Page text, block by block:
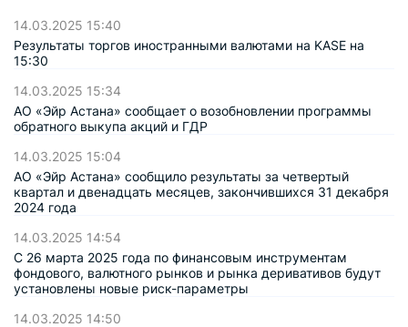
14.03.2025 15:40
Результаты торгов иностранными валютами на KASE на
15:30
14.03.2025 15:34
АО «Эйр Астана» сообщает о возобновлении программы
обратного выкупа акций и ГДР
14.03.2025 15:04
АО «Эйр Астана» сообщило результаты за четвертый
квартал и двенадцать месяцев, закончившихся 31 декабря
2024 года
14.03.2025 14:54
С 26 марта 2025 года по финансовым инструментам
фондового, валютного рынков и рынка деривативов будут
установлены новые риск-параметры
14.03.2025 14:50